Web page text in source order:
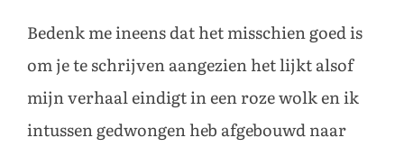
Bedenk me ineens dat het misschien goed is
om je te schrijven aangezien het lijkt alsof
mijn verhaal eindigt in een roze wolk en ik
intussen gedwongen heb afgebouwd naar